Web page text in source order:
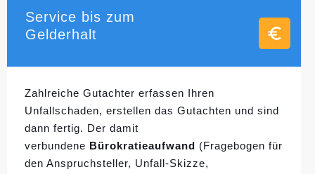
Service bis zum
Gelderhalt
Zahlreiche Gutachter erfassen Ihren
Unfallschaden, erstellen das Gutachten und sind
dann fertig. Der damit
verbundene Bürokratieaufwand (Fragebogen für
den Anspruchsteller, Unfall-Skizze,